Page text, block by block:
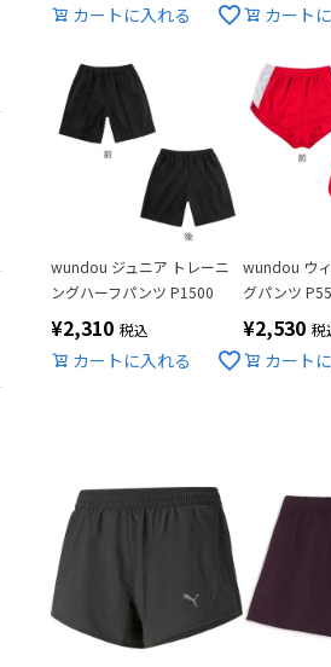
カートに入れる カート
wundou ジュニア トレーニ
ングハーフパンツ P1500
¥2,310 税込
カートに入れる
wundou ウ
グパンツ
¥2,530 税
カート